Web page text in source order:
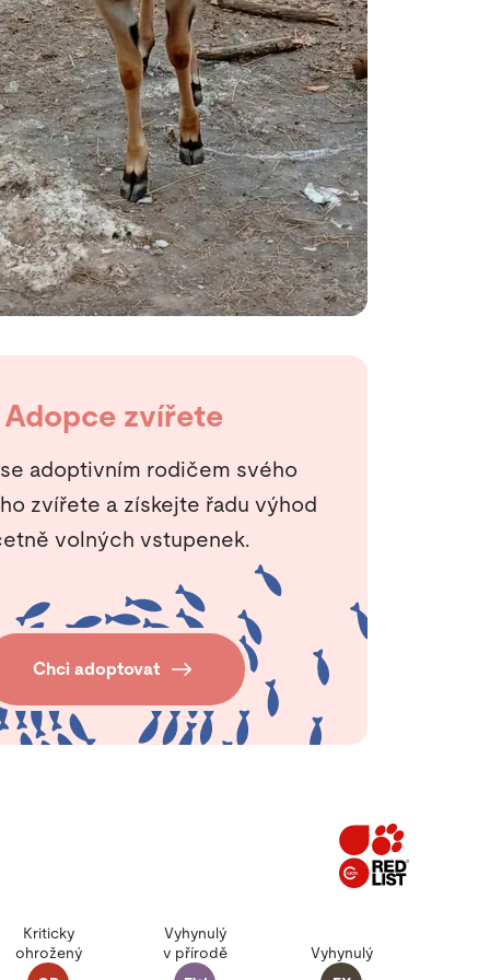
Adopce zvířete
adoptivním rodičem svého
zvířete a získejte řadu výhod
volných vstupenek.
Chci adoptovat
Kriticky
ohrožený
Vyhynulý
v přírodě
Vyhynulý